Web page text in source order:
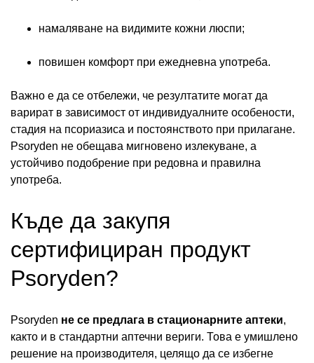
намаляване на видимите кожни люспи;
повишен комфорт при ежедневна употреба.
Важно е да се отбележи, че резултатите могат да
варират в зависимост от индивидуалните особености,
стадия на псориазиса и постоянството при прилагане.
Psoryden не обещава мигновено излекуване, а
устойчиво подобрение при редовна и правилна
употреба.
Къде да закупя
сертифициран продукт
Psoryden?
Psoryden не се предлага в стационарните аптеки,
както и в стандартни аптечни вериги. Това е умишлено
решение на производителя, целящо да се избегне